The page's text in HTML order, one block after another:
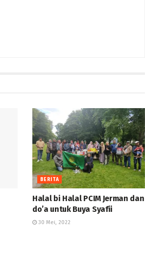
BERITA
Halal bi Halal PCIM Jerman dan
do’a untuk Buya Syafii
30 Mei, 2022